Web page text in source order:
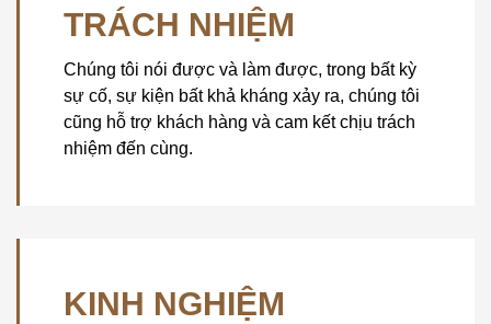
TRÁCH NHIỆM
Chúng tôi nói được và làm được, trong bất kỳ
sự cố, sự kiện bất khả kháng xảy ra, chúng tôi
cũng hỗ trợ khách hàng và cam kết chịu trách
nhiệm đến cùng.
KINH NGHIỆM